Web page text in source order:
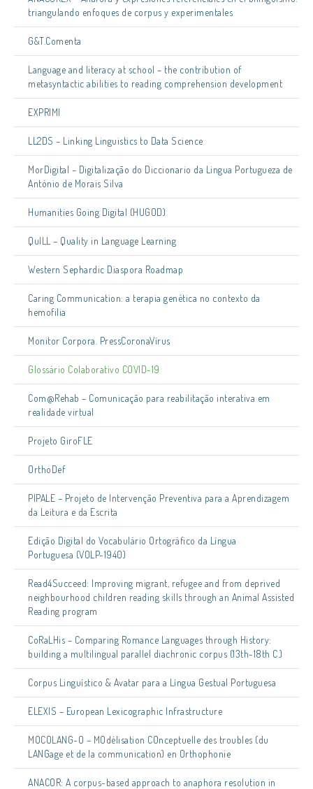
triangulando enfoques de corpus y experimentales
G&T.Comenta
Language and literacy at school – the contribution of
metasyntactic abilities to reading comprehension development
EXPRIMI
LL2DS – Linking Linguistics to Data Science
MorDigital – Digitalização do Diccionario da Lingua Portugueza de
António de Morais Silva
Humanities Going Digital (HUGOD)
QuILL – Quality in Language Learning
Western Sephardic Diaspora Roadmap
Caring Communication: a terapia genética no contexto da
hemofilia
Monitor Corpora. PressCoronaVírus
Glossário Colaborativo COVID-19
Com@Rehab – Comunicação para reabilitação interativa em
realidade virtual
Projeto GiroFLE
OrthoDef
PIPALE – Projeto de Intervenção Preventiva para a Aprendizagem
da Leitura e da Escrita
Edição Digital do Vocabulário Ortográfico da Língua
Portuguesa (VOLP-1940)
Read4Succeed: Improving migrant, refugee and from deprived
neighbourhood children reading skills through an Animal Assisted
Reading program
CoRaLHis – Comparing Romance Languages through History:
building a multilingual parallel diachronic corpus (13th-18th C.)
Corpus Linguístico & Avatar para a Língua Gestual Portuguesa
ELEXIS – European Lexicographic Infrastructure
MOCOLANG-O – MOdélisation COnceptuelle des troubles (du
LANGage et de la communication) en Orthophonie
ANACOR: A corpus-based approach to anaphora resolution in